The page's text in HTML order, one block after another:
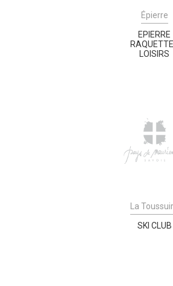
Épierre
EPIERRE
LOISIRS
La
SKI CLUB